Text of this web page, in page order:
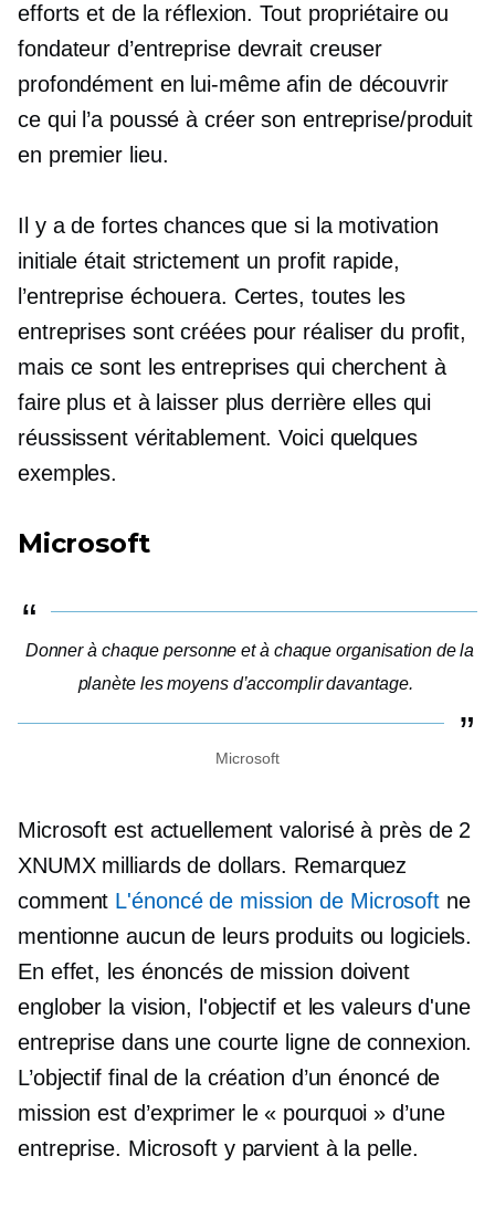
efforts et de la réflexion. Tout propriétaire ou
fondateur d’entreprise devrait creuser
profondément en lui-même afin de découvrir
ce qui l’a poussé à créer son entreprise/produit
en premier lieu.
Il y a de fortes chances que si la motivation
initiale était strictement un profit rapide,
l’entreprise échouera. Certes, toutes les
entreprises sont créées pour réaliser du profit,
mais ce sont les entreprises qui cherchent à
faire plus et à laisser plus derrière elles qui
réussissent véritablement. Voici quelques
exemples.
Microsoft
Donner à chaque personne et à chaque organisation de la
planète les moyens d’accomplir davantage.
Microsoft
Microsoft est actuellement valorisé à près de 2
XNUMX milliards de dollars. Remarquez
comment L'énoncé de mission de Microsoft ne
mentionne aucun de leurs produits ou logiciels.
En effet, les énoncés de mission doivent
englober la vision, l'objectif et les valeurs d'une
entreprise dans une courte ligne de connexion.
L’objectif final de la création d’un énoncé de
mission est d’exprimer le « pourquoi » d’une
entreprise. Microsoft y parvient à la pelle.